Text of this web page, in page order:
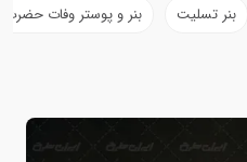
بنر تسلیت بنر و پوستر وفات حضرت